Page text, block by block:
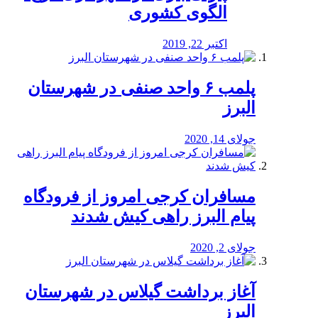
الگوی کشوری
اکتبر 22, 2019
پلمب ۶ واحد صنفی در شهرستان
البرز
جولای 14, 2020
مسافران کرجی امروز از فرودگاه
پیام البرز راهی کیش شدند
جولای 2, 2020
آغاز برداشت گیلاس در شهرستان
البرز